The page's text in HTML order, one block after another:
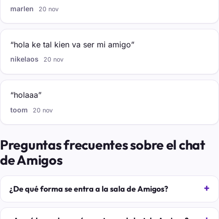
marlen 20 nov
“hola ke tal kien va ser mi amigo”
nikelaos 20 nov
“holaaa”
toom 20 nov
Preguntas frecuentes sobre el chat
de Amigos
¿De qué forma se entra a la sala de Amigos?